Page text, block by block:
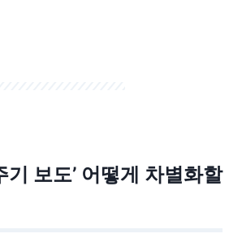
기 보도’ 어떻게 차별화할